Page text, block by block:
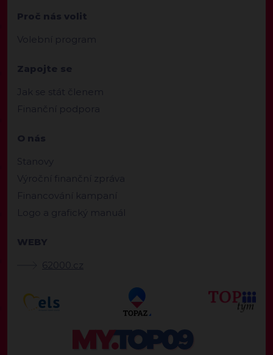
Proč nás volit
Volební program
Zapojte se
Jak se stát členem
Finanční podpora
O nás
Stanovy
Výroční finanční zpráva
Financování kampaní
Logo a grafický manuál
WEBY
62000.cz